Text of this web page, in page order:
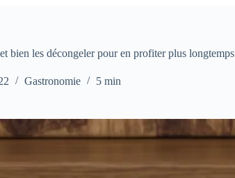
bien les décongeler pour en profiter plus longtemps
Gastronomie 5 min